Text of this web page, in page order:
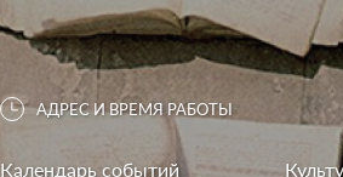
АДРЕС И ВРЕМЯ РАБОТЫ
Календарь событий